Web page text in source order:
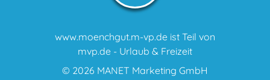
www.moenchgut.m-vp.de ist Teil von
mvp.de - Urlaub & Freizeit
© 2026 MANET Marketing GmbH